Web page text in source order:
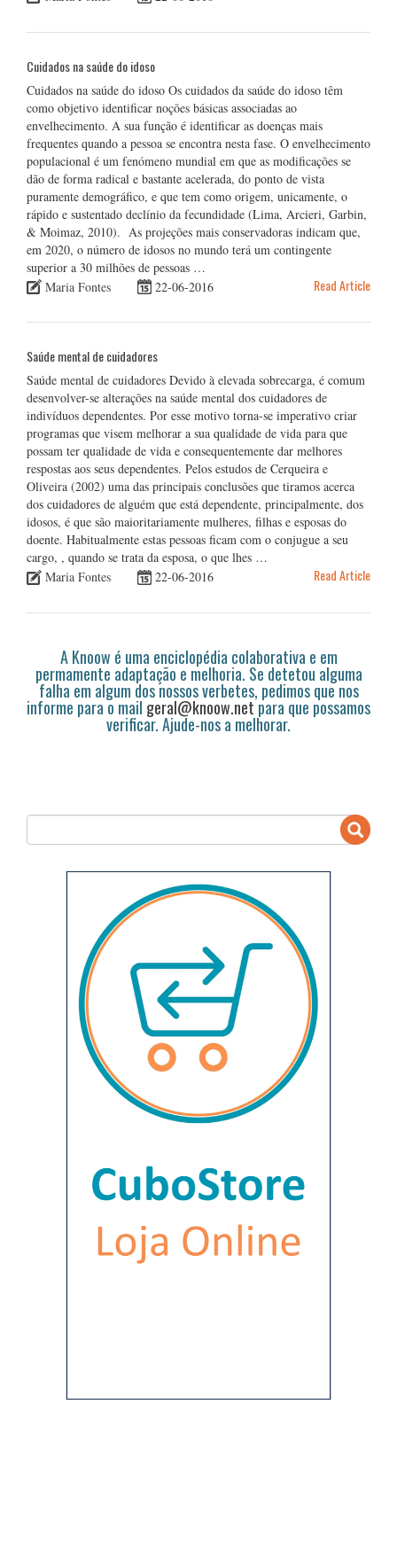
Cuidados na saúde do idoso
Cuidados na saúde do idoso Os cuidados da saúde do idoso têm
como objetivo identificar noções básicas associadas ao
envelhecimento. A sua função é identificar as doenças mais
frequentes quando a pessoa se encontra nesta fase. O envelhecimento
populacional é um fenómeno mundial em que as modificações se
dão de forma radical e bastante acelerada, do ponto de vista
puramente demográfico, e que tem como origem, unicamente, o
rápido e sustentado declínio da fecundidade (Lima, Arcieri, Garbin,
& Moimaz, 2010). As projeções mais conservadoras indicam que,
em 2020, o número de idosos no mundo terá um contingente
superior a 30 milhões de pessoas …
Maria Fontes
22-06-2016 Read Article
Saúde mental de cuidadores
Saúde mental de cuidadores Devido à elevada sobrecarga, é comum
desenvolver-se alterações na saúde mental dos cuidadores de
indivíduos dependentes. Por esse motivo torna-se imperativo criar
programas que visem melhorar a sua qualidade de vida para que
possam ter qualidade de vida e consequentemente dar melhores
respostas aos seus dependentes. Pelos estudos de Cerqueira e
Oliveira (2002) uma das principais conclusões que tiramos acerca
dos cuidadores de alguém que está dependente, principalmente, dos
idosos, é que são maioritariamente mulheres, filhas e esposas do
doente. Habitualmente estas pessoas ficam com o conjugue a seu
cargo, , quando se trata da esposa, o que lhes …
Maria Fontes
22-06-2016 Read Article
A Knoow é uma enciclopédia colaborativa e em
permamente adaptação e melhoria. Se detetou alguma
falha em algum dos nossos verbetes, pedimos que nos
informe para o mail geral@knoow.netpara que possamos
verificar. Ajude-nos a melhorar.